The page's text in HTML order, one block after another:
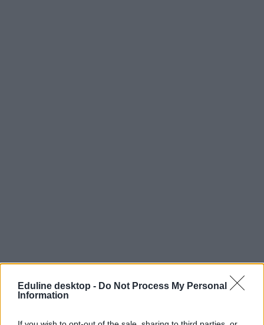
Eduline desktop - Do Not Process My Personal
Information